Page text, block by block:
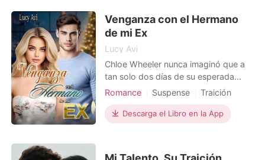
saber que pasara?
Venganza con el Hermano
de mi Ex
Lucy Avi
Chloe Wheeler nunca imaginó que a
tan solo dos días de su esperada
boda, su mundo se quebraría en mil
de quien siempre creyo amar... su
prometido Nathaniel Donovan.
Romance Suspense
Traición
Trampa
CEO
Encantadora
Chica traviesa
Lujuria/Erótica
Descarga el Libro en la App